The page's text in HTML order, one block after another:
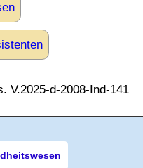
V.2025-d-2008-Ind-141